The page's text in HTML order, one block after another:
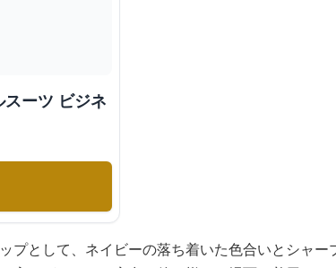
スーツ ビジネ
プとして、ネイビーの落ち着いた色合いとシャー